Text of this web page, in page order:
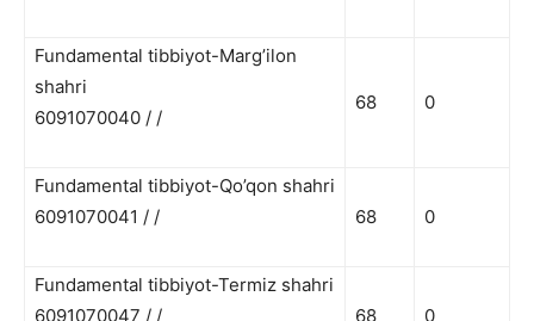
Fundamental tibbiyot-Marg’ilon
shahri
6091070040 / /
68 0
Fundamental tibbiyot-Qo’qon shahri
6091070041 / /
68 0
Fundamental tibbiyot-Termiz shahri
6091070047 / /
68 0